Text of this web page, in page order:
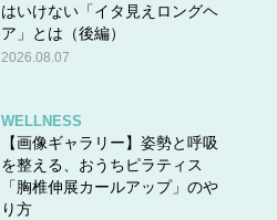
はいけない「イタ見えロングヘ
ア」とは（後編）
2026.08.07
WELLNESS
【画像ギャラリー】姿勢と呼吸
を整える、おうちピラティス
「胸椎伸展カールアップ」のや
り方